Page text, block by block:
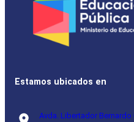
Estamos ubicados en
Avda. Libertador Bernardo